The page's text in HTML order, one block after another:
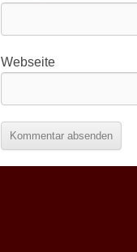
Webseite